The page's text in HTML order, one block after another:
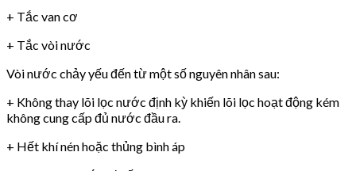
+ Tắc van cơ
+ Tắc vòi nước
Vòi nước chảy yếu đến từ một số nguyên nhân sau:
+ Không thay lõi lọc nước định kỳ khiến lõi lọc hoạt động kém
không cung cấp đủ nước đầu ra.
+ Hết khí nén hoặc thủng bình áp